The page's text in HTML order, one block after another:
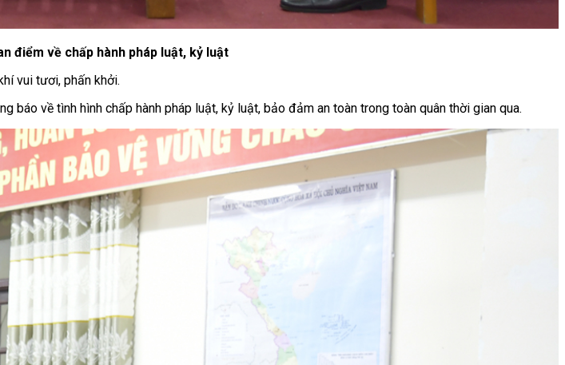
điểm về chấp hành pháp luật, kỷ luật
vui tươi, phấn khởi.
báo về tình hình chấp hành pháp luật, kỷ luật, bảo đảm an toàn trong toàn quân thời gian qua.